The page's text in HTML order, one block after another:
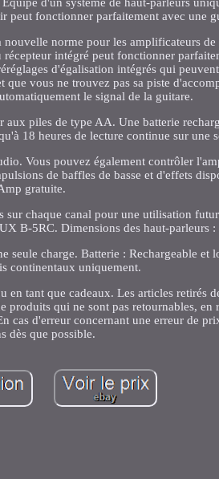
d'un système de haut-parleurs
fonctionner parfaitement avec une
norme pour les amplificateurs de
intégré peut fonctionner
d'égalisation intégrés qui
vous ne trouvez pas sa piste
le signal de la guitare.
piles de type AA. Une batterie
18 heures de lecture continue sur une
Vous pouvez également contrôler
de baffles de basse et d'effets
gratuite.
chaque canal pour une utilisation
B-5RC. Dimensions des haut-parleurs :
seule charge. Batterie : Rechargeable et
continentaux uniquement.
tant que cadeaux. Les articles retirés
qui ne sont pas retournables, en
cas d'erreur concernant une erreur de
dès que possible.